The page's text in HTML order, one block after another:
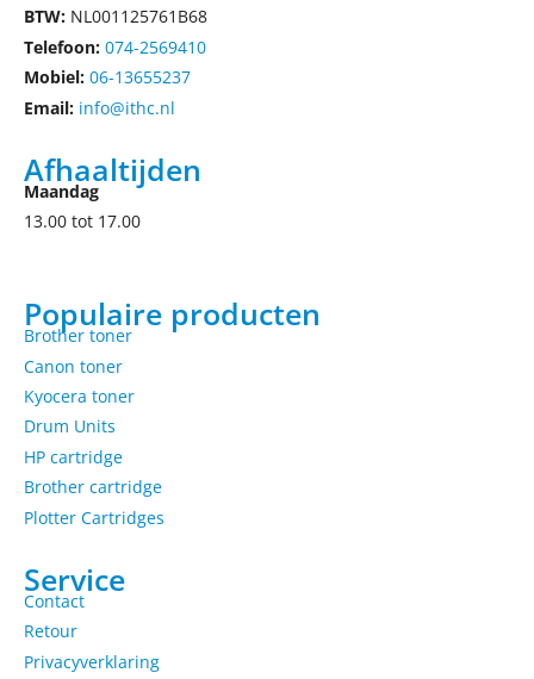
BTW: NL001125761B68
Telefoon: 074-2569410
Mobiel: 06-13655237
Email: info@ithc.nl
Afhaaltijden
Maandag
13.00 tot 17.00
Populaire producten
Brother toner
Canon toner
Kyocera toner
Drum Units
HP cartridge
Brother cartridge
Plotter Cartridges
Service
Contact
Retour
Privacyverklaring